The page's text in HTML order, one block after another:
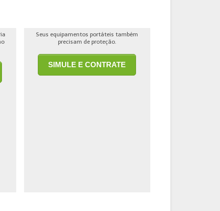
Seus equipamentos portáteis também
precisam de proteção.
SIMULE E CONTRATE